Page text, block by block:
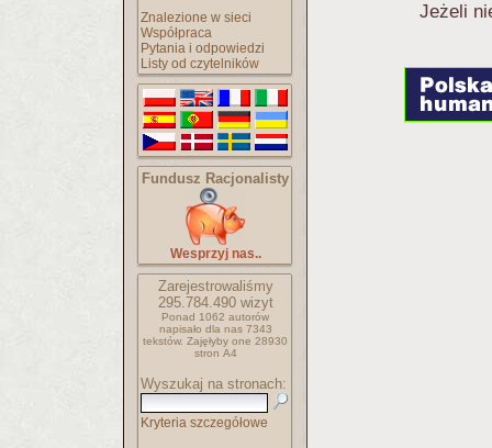
Znalezione w sieci
Współpraca
Pytania i odpowiedzi
Listy od czytelników
Fundusz Racjonalisty
Wesprzyj nas..
Zarejestrowaliśmy
295.784.490wizyt
Ponad 1062 autorów
napisało dla nas 7343
tekstów. Zajęłyby one 28930
stron A4
Wyszukaj na stronach:
Kryteria szczegółowe
Jeżeli